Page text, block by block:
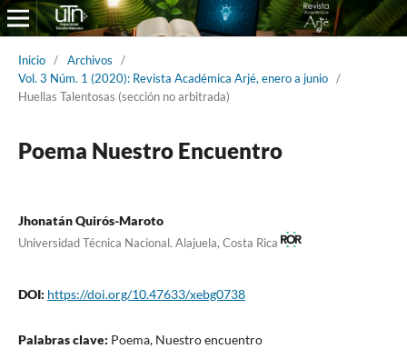
Inicio / Archivos
/
Vol. 3 Núm. 1 (2020): Revista Académica Arjé, enero a junio /
Huellas Talentosas (sección no arbitrada)
Poema Nuestro Encuentro
Jhonatán Quirós-Maroto
Universidad Técnica Nacional. Alajuela, Costa Rica
DOI: https://doi.org/10.47633/xebg0738
Palabras clave: Poema, Nuestro encuentro